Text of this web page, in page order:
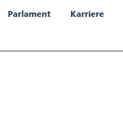
Parlament Karriere